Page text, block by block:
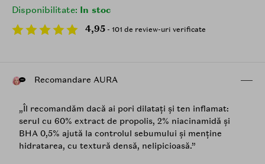
Disponibilitate: In stoc
4,95 - 101 de review-uri verificate
Recomandare AURA
„Îl recomandăm dacă ai pori dilatați și ten inflamat:
serul cu 60% extract de propolis, 2% niacinamidă și
BHA 0,5% ajută la controlul sebumului și menține
hidratarea, cu textură densă, nelipicioasă.”